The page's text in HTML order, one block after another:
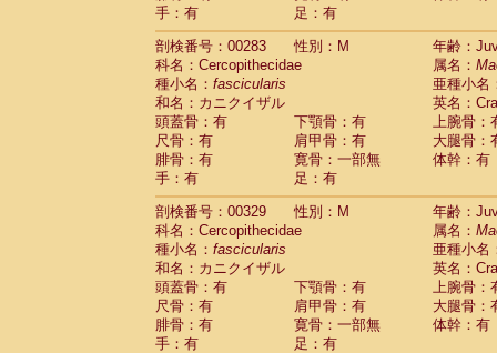
手：有
足：有
剖検番号：00283
性別：M
年齢：
科名：Cercopithecidae
属名：
種小名： fascicularis
亜種小名
和名：カニクイザル
英名：
頭蓋骨：有
下顎骨：有
上腕骨：
尺骨：有
肩甲骨：有
大腿骨：
腓骨：有
寛骨：一部無
体幹：有
手：有
足：有
剖検番号：00329
性別：M
年齢：
科名：Cercopithecidae
属名：
種小名： fascicularis
亜種小名
和名：カニクイザル
英名：
頭蓋骨：有
下顎骨：有
上腕骨：
尺骨：有
肩甲骨：有
大腿骨：
腓骨：有
寛骨：一部無
体幹：有
手：有
足：有